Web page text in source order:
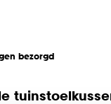
bezorgd